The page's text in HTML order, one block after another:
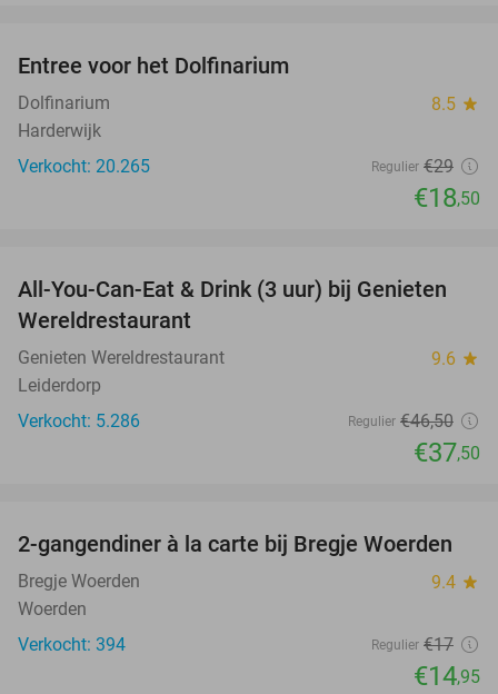
Entree voor het Dolfinarium
Dolfinarium 8.5 star
Harderwijk
Verkocht: 20.265
Regulier €29
€18,50
19%
All-You-Can-Eat & Drink (3 uur) bij Genieten
Wereldrestaurant
Genieten Wereldrestaurant 9.6 star
Leiderdorp
Verkocht: 5.286
Regulier €46,50
€37,50
12%
2-gangendiner à la carte bij Bregje Woerden
Bregje Woerden 9.4 star
Woerden
Verkocht: 394
Regulier €17
€14,95